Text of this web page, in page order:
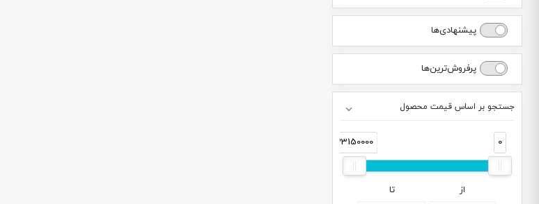
پیشنهادی‌ها
پرفروش‌ترین‌ها
جستجو بر اساس قیمت محصول
0
33150000
از تا